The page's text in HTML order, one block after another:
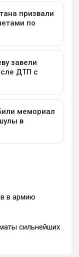
в армию
сильнейших